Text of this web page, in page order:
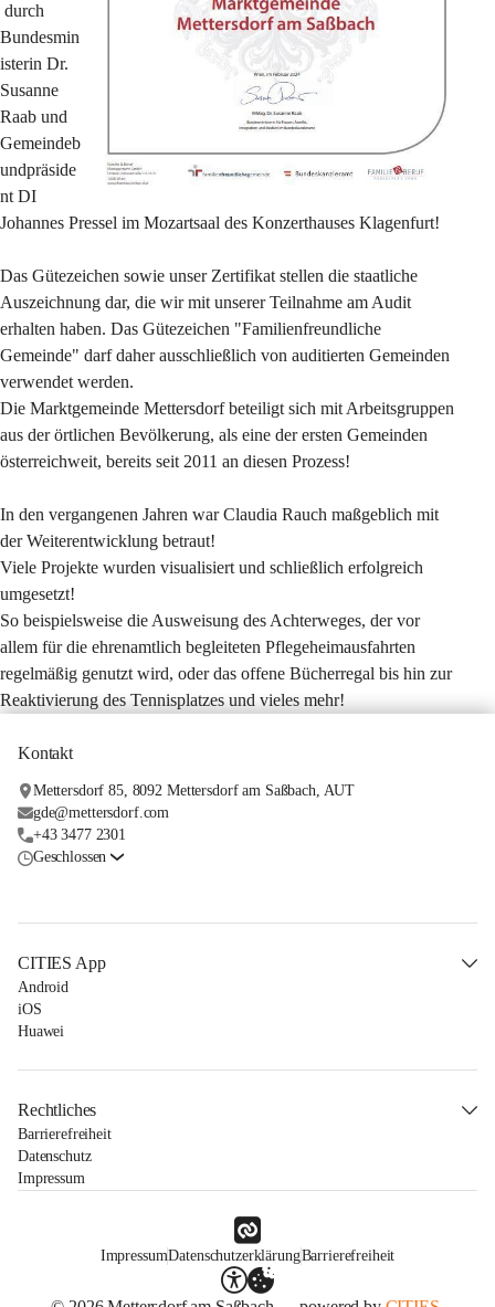
durch
Bundesmin
isterin Dr.
Susanne
Raab und
Gemeindeb
undpräside
nt DI
Johannes Pressel im Mozartsaal des Konzerthauses Klagenfurt!
Das Gütezeichen sowie unser Zertifikat stellen die staatliche
Auszeichnung dar, die wir mit unserer Teilnahme am Audit
erhalten haben. Das Gütezeichen "Familienfreundliche
Gemeinde" darf daher ausschließlich von auditierten Gemeinden
verwendet werden.
Die Marktgemeinde Mettersdorf beteiligt sich mit Arbeitsgruppen
aus der örtlichen Bevölkerung, als eine der ersten Gemeinden
österreichweit, bereits seit 2011 an diesen Prozess!
In den vergangenen Jahren war Claudia Rauch maßgeblich mit
der Weiterentwicklung betraut!
Viele Projekte wurden visualisiert und schließlich erfolgreich
umgesetzt!
So beispielsweise die Ausweisung des Achterweges, der vor
allem für die ehrenamtlich begleiteten Pflegeheimausfahrten
regelmäßig genutzt wird, oder das offene Bücherregal bis hin zur
Reaktivierung des Tennisplatzes und vieles mehr!
Kontakt
Mettersdorf 85, 8092 Mettersdorf am Saßbach, AUT
gde@mettersdorf.com
+43 3477 2301
Geschlossen
CITIES App
Android
iOS
Huawei
Rechtliches
Barrierefreiheit
Datenschutz
Impressum
ImpressumDatenschutzerklärungBarrierefreiheit